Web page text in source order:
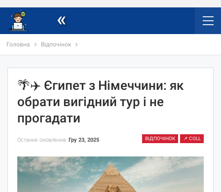
«
Головна Відпочінок
🌴✈️ Єгипет з Німеччини: як
обрати вигідний тур і не
прогадати
ВІДПОЧІНОК 📌 COLL
Останнє оновлення Гру 23, 2025